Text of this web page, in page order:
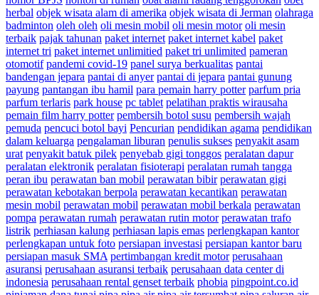
herbal objek wisata alam di amerika objek wisata di Jerman olahraga
badminton oleh oleh oli mesin mobil oli mesin motor oli mesin
terbaik pajak tahunan paket internet paket internet kabel paket
internet tri paket internet unlimitied paket tri unlimited pameran
otomotif pandemi covid-19 panel surya berkualitas pantai
bandengan jepara pantai di anyer pantai di jepara pantai gunung
payung pantangan ibu hamil para pemain harry potter parfum pria
parfum terlaris park house pc tablet pelatihan praktis wirausaha
pemain film harry potter pembersih botol susu pembersih wajah
pemuda pencuci botol bayi Pencurian pendidikan agama pendidikan
dalam keluarga pengalaman liburan penulis sukses penyakit asam
urat penyakit batuk pilek penyebab gigi tonggos peralatan dapur
peralatan elektronik peralatan fisioterapi peralatan rumah tangga
peran ibu perawatan ban mobil perawatan bibir perawatan gigi
perawatan kebotakan berpola perawatan kecantikan perawatan
mesin mobil perawatan mobil perawatan mobil berkala perawatan
pompa perawatan rumah perawatan rutin motor perawatan trafo
listrik perhiasan kalung perhiasan lapis emas perlengkapan kantor
perlengkapan untuk foto persiapan investasi persiapan kantor baru
persiapan masuk SMA pertimbangan kredit motor perusahaan
asuransi perusahaan asuransi terbaik perusahaan data center di
indonesia perusahaan rental genset terbaik phobia pingpoint.co.id